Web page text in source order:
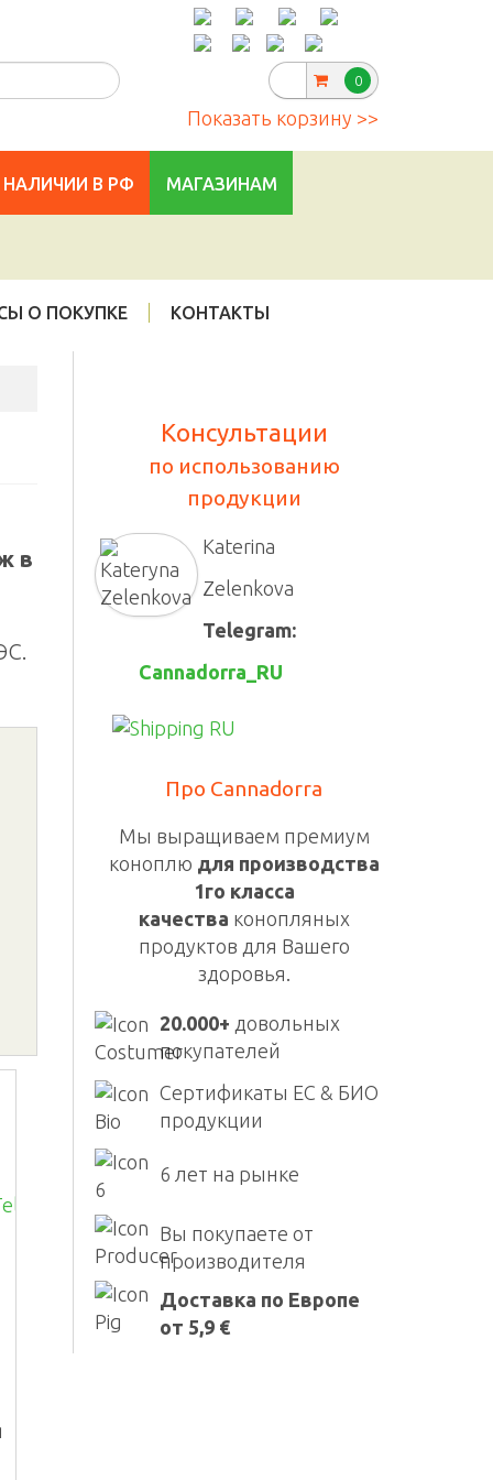
0
Показать корзину >>
НАЛИЧИИ В РФ МАГАЗИНАМ
О ПОКУПКЕ КОНТАКТЫ
в
Консультации
по использованию
продукции
Katerina
Zelenkova
Telegram:
Cannadorra_RU
Про Cannadorra
Мы выращиваем премиум
коноплю для производства
1го класса
качества конопляных
продуктов для Вашего
здоровья.
20.000+ довольных
покупателей
Сертификаты ЕС & БИО
продукции
6 лет на рынке
Вы покупаете от
производителя
Доставка по Европе
от 5,9 €